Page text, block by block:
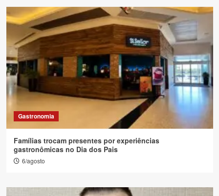
Gastronomia
Famílias trocam presentes por experiências
gastronômicas no Dia dos Pais
6/agosto